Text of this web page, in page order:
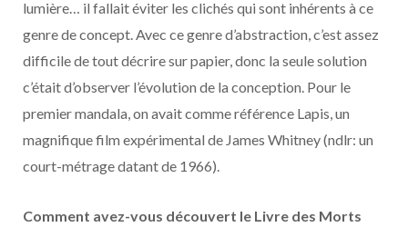
lumière… il fallait éviter les clichés qui sont inhérents à ce
genre de concept. Avec ce genre d’abstraction, c’est assez
difficile de tout décrire sur papier, donc la seule solution
c’était d’observer l’évolution de la conception. Pour le
premier mandala, on avait comme référence Lapis, un
magnifique film expérimental de James Whitney (ndlr: un
court-métrage datant de 1966).
Comment avez-vous découvert le Livre des Morts